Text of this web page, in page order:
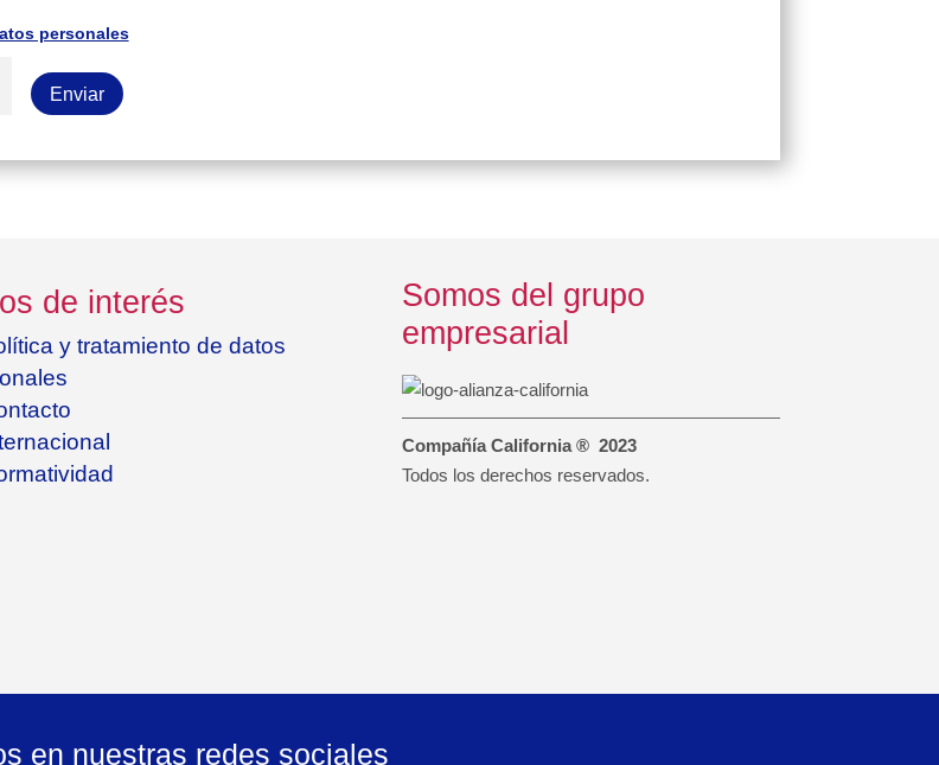
personales
Enviar
de interés
y tratamiento de datos
Somos del grupo
empresarial
Compañía California ® 2023
Todos los derechos reservados.
en nuestras redes sociales